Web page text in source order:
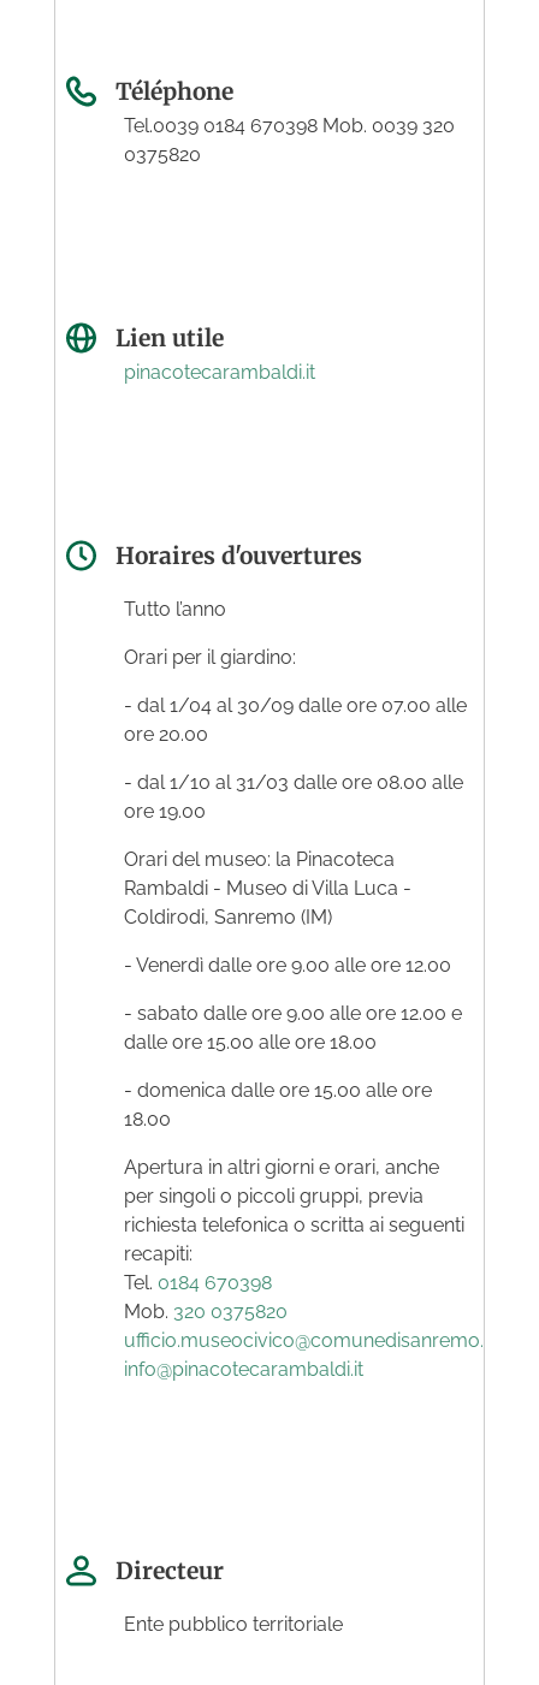
Téléphone
Tel.0039 0184 670398 Mob. 0039 320
0375820
Lien utile
pinacotecarambaldi.it
Horaires d'ouvertures
Tutto l’anno
Orari per il giardino:
- dal 1/04 al 30/09 dalle ore 07.00 alle
ore 20.00
- dal 1/10 al 31/03 dalle ore 08.00 alle
ore 19.00
Orari del museo: la Pinacoteca
Rambaldi - Museo di Villa Luca -
Coldirodi, Sanremo (IM)
- Venerdì dalle ore 9.00 alle ore 12.00
- sabato dalle ore 9.00 alle ore 12.00 e
dalle ore 15.00 alle ore 18.00
- domenica dalle ore 15.00 alle ore
18.00
Apertura in altri giorni e orari, anche
per singoli o piccoli gruppi, previa
richiesta telefonica o scritta ai seguenti
recapiti:
Tel. 0184 670398
Mob. 320 0375820
ufficio.museocivico@comunedisanremo.it
info@pinacotecarambaldi.it
Directeur
Ente pubblico territoriale